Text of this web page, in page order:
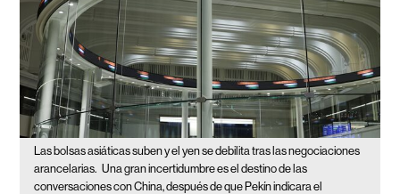
Las bolsas asiáticas suben y el yen se debilita tras las negociaciones
arancelarias. Una gran incertidumbre es el destino de las
conversaciones con China, después de que Pekín indicara el